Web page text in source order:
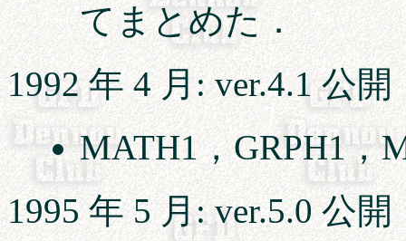
てまとめた．
1992 年 4 月: ver.4.1 公開
MATH1，GRPH1，
1995 年 5 月: ver.5.0 公開